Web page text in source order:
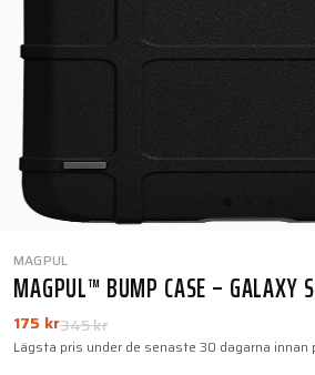
MAGPUL
MAGPUL™ BUMP CASE – GALAXY
345 kr
175 kr
Lägsta pris under de senaste 30 dagarna innan